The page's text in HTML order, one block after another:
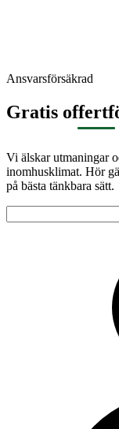
Ansvarsförsäkrad
Gratis
Vi älskar utmaningar
inomhusklimat. Hör
på bästa tänkbara sätt.